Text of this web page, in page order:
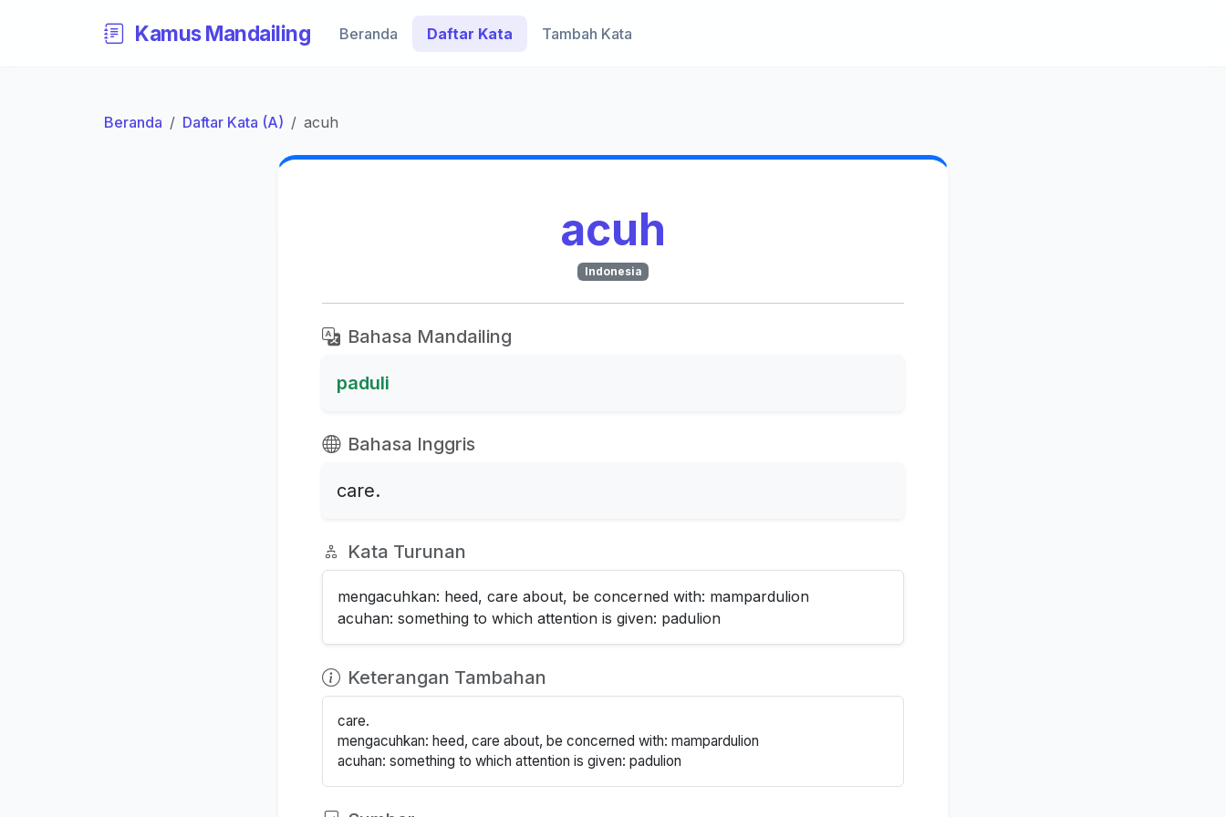
Kamus Mandailing Beranda Daftar Kata Tambah Kata
Beranda Daftar Kata (A) acuh
acuh
Indonesia
Bahasa Mandailing
paduli
Bahasa Inggris
care.
Kata Turunan
mengacuhkan: heed, care about, be concerned with: mampardulion
acuhan: something to which attention is given: padulion
Keterangan Tambahan
care.
mengacuhkan: heed, care about, be concerned with: mampardulion
acuhan: something to which attention is given: padulion